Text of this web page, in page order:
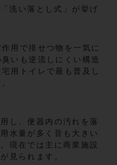
洗い落とし式」が挙げ
用で排せつ物を一気に
いも逆流しにくい構造
用トイレで最も普及し
し、便器内の汚れを落
水量が多く音も大きい
現在では主に商業施設
見られます。